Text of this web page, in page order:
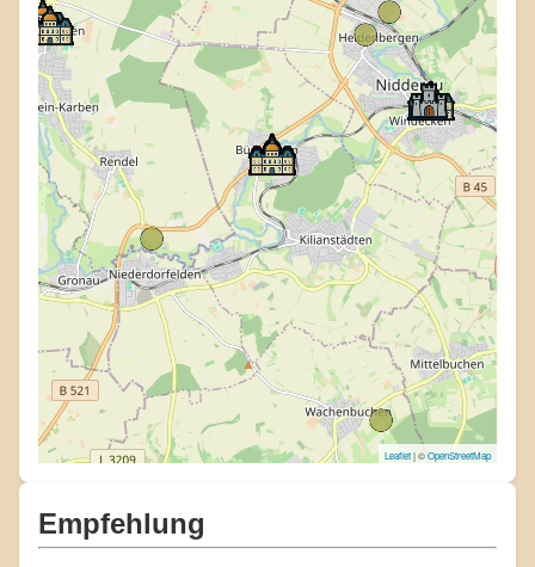
Leaflet| ©OpenStreetMap
Empfehlung